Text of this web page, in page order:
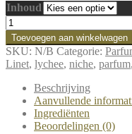
Inhoud
Linet
Niche
Collectie
aantal
Toevoegen aan winkelwagen
SKU: N/B Categorie:
Linet, lychee, niche, parfum,
Beschrijving
Aanvullende
Ingrediënten
Beoordelingen (0)